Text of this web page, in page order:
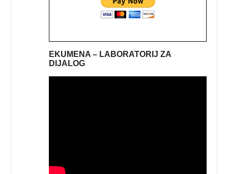
EKUMENA – LABORATORIJ ZA
DIJALOG